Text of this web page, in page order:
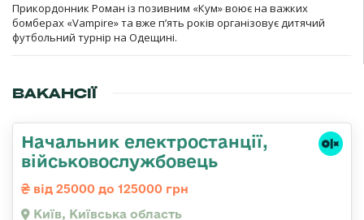
Прикордонник Роман із позивним «Кум» воює на важких
бомберах «Vampire» та вже п’ять років організовує дитячий
футбольний турнір на Одещині.
ВАКАНСІЇ
Начальник електpостанції,
військовослужбовець
від 25000 до 125000 грн
Київ, Київська область